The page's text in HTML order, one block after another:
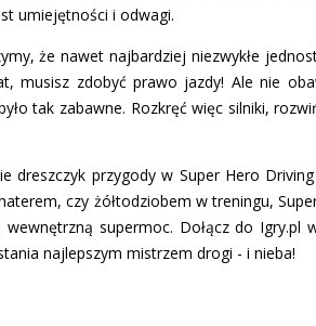
umiejętności i odwagi.
że nawet najbardziej niezwykłe
musisz zdobyć prawo jazdy! Ale nie
tak zabawne. Rozkręć więc silniki,
dreszczyk przygody w Super Hero
czy żółtodziobem w treningu,
supermoc. Dołącz do Igry.pl
najlepszym mistrzem drogi - i nieba!